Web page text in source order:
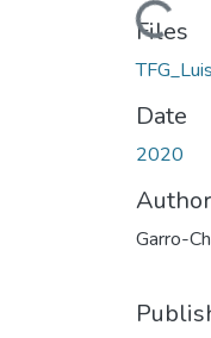
Loading...
Files
Date
2020
Garro-